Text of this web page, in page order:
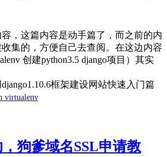
，这篇内容是动手篇了，而之前的内
集的，方便自己去查阅。在这边内容
创建python3.5 django项目）其实
框架建设网站快速入门篇
virtualenv
狗爹域名SSL申请教